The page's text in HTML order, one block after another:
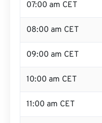
07:00 am CET
08:00 am CET
09:00 am CET
10:00 am CET
11:00 am CET